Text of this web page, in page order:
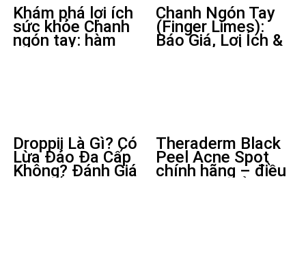
Khám phá lợi ích
sức khỏe Chanh
ngón tay: hàm
lượng Vitamin,
Chanh Ngón Tay
(Finger Limes):
Báo Giá, Lợi Ích &
Kỹ Thuật Trồng
Droppii Là Gì? Có
Lừa Đảo Đa Cấp
Không? Đánh Giá
Chi Tiết 2026
Theraderm Black
Peel Acne Spot
chính hãng – điều
trị mụn chuẩn y